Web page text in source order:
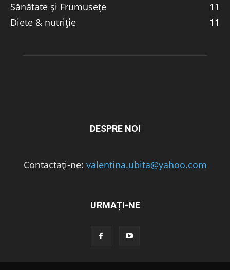
Sănătate și Frumusețe
11
Diete & nutriție
11
DESPRE NOI
Contactați-ne: valentina.ubita@yahoo.com
URMAȚI-NE